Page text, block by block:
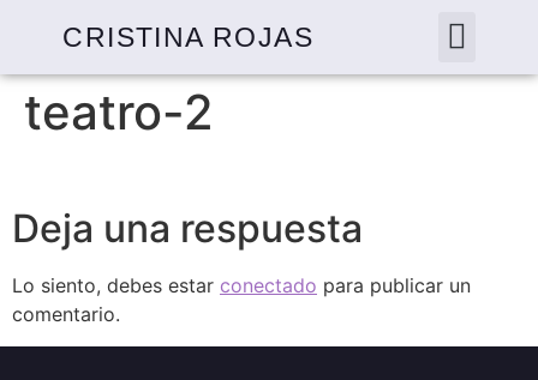
CRISTINA ROJAS
teatro-2
Deja una respuesta
Lo siento, debes estar conectado para publicar un
comentario.